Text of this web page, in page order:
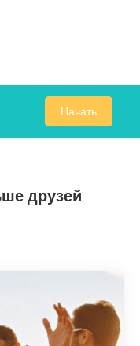
Начать
друзей